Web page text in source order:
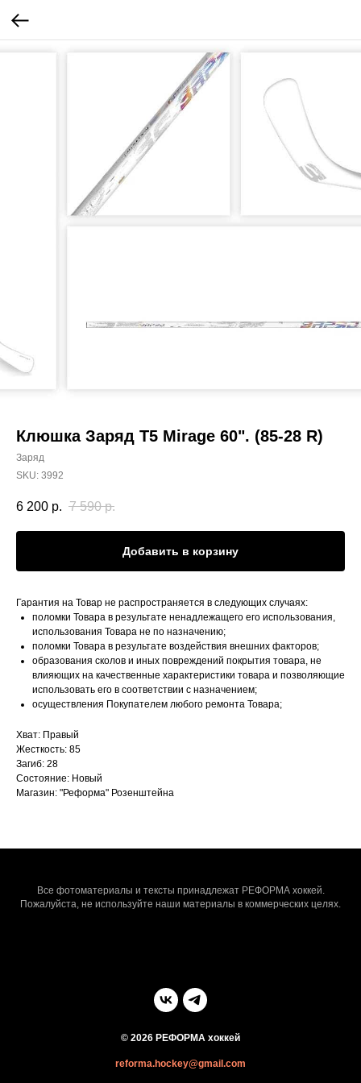
Клюшка Заряд Т5 Mirage 60". (85-28 R)
Заряд
SKU: 3992
6 200 р. 7 590 р.
Добавить в корзину
Гарантия на Товар не распространяется в следующих случаях:
поломки Товара в результате ненадлежащего его использования,
использования Товара не по назначению;
поломки Товара в результате воздействия внешних факторов;
образования сколов и иных повреждений покрытия товара, не
влияющих на качественные характеристики товара и позволяющие
использовать его в соответствии с назначением;
осуществления Покупателем любого ремонта Товара;
Хват: Правый
Жесткость: 85
Загиб: 28
Состояние: Новый
Магазин: "Реформа" Розенштейна
Все фотоматериалы и тексты принадлежат РЕФОРМА хоккей.
Пожалуйста, не используйте наши материалы в коммерческих целях.
© 2026 РЕФОРМА хоккей
reforma.hockey@gmail.com